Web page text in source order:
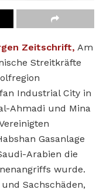
Zeitschrift, Am
Streitkräfte
Industrial City in
Ahmadi und Mina
Gasanlage
Arabien die
wurde.
Sachschäden,